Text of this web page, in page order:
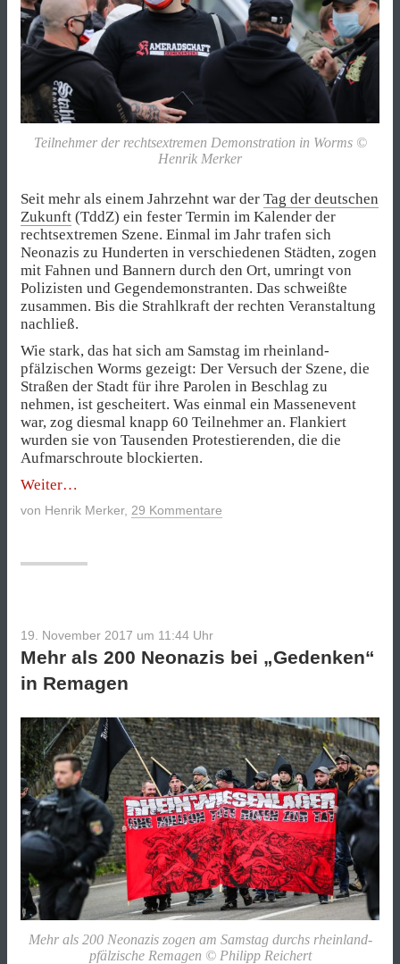
Teilnehmer der rechtsextremen Demonstration in Worms ©
Henrik Merker
Seit mehr als einem Jahrzehnt war der Tag der deutschen
Zukunft (TddZ) ein fester Termin im Kalender der
rechtsextremen Szene. Einmal im Jahr trafen sich
Neonazis zu Hunderten in verschiedenen Städten, zogen
mit Fahnen und Bannern durch den Ort, umringt von
Polizisten und Gegendemonstranten. Das schweißte
zusammen. Bis die Strahlkraft der rechten Veranstaltung
nachließ.
Wie stark, das hat sich am Samstag im rheinland-
pfälzischen Worms gezeigt: Der Versuch der Szene, die
Straßen der Stadt für ihre Parolen in Beschlag zu
nehmen, ist gescheitert. Was einmal ein Massenevent
war, zog diesmal knapp 60 Teilnehmer an. Flankiert
wurden sie von Tausenden Protestierenden, die die
Aufmarschroute blockierten.
Weiter„Der
letzte
Aufmarsch“
von Henrik Merker, 29 Kommentare
19. November 2017 um 11:44 Uhr
Mehr als 200 Neonazis bei „Gedenken“
in Remagen
Mehr als 200 Neonazis zogen am Samstag durchs rheinland-
pfälzische Remagen © Philipp Reichert